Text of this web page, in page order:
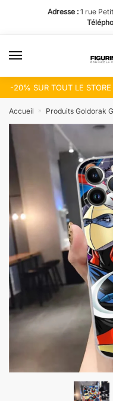
la
navigation
contenu
Adresse : 1 rue
-20% SUR TOUT LE
Accueil » Produits Goldorak